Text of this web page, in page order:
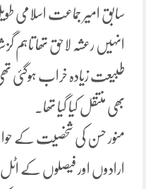
سابق امیر جماعت اسلامی
طبیعت زیادہ خراب ہوگئی
بھی منتقل کیا گیا تھا۔
منور حسن کی شخصیت کے
ارادوں اور فیصلوں کے